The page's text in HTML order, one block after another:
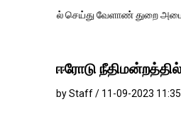
செய்து வேளாண் துறை அமைச்சர் வினோத்
ஈரோடு
by Staff / 11-09-2023